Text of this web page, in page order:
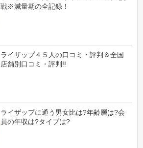
戦※減量期の全記録！
ライザップ４５人の口コミ・評判＆全国
店舗別口コミ・評判!!
ライザップに通う男女比は?年齢層は?会
員の年収は?タイプは?